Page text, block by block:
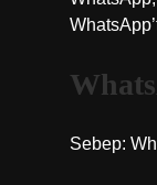
Sebep: